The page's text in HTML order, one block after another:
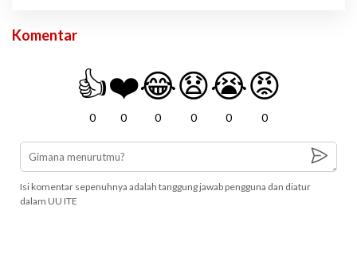
Komentar
👍
0
❤️
0
😂
0
😧
0
😭
0
😡
0
Isi komentar sepenuhnya adalah tanggung jawab pengguna dan diatur
dalam UU ITE